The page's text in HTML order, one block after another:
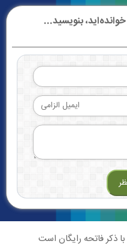
بنویسید...
ذکر فاتحه رایگان است